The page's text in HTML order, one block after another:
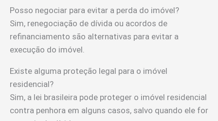
Posso negociar para evitar a perda do imóvel?
Sim, renegociação de dívida ou acordos de
refinanciamento são alternativas para evitar a
execução do imóvel.
Existe alguma proteção legal para o imóvel
residencial?
Sim, a lei brasileira pode proteger o imóvel residencial
contra penhora em alguns casos, salvo quando ele for